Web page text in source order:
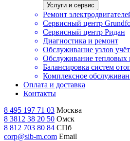
Услуги и сервис
Ремонт
Сервисный центр
Сервисный центр Ридан
Диагностика и ремонт
Обслуживание узлов
Обслуживание тепловых
Балансировка систем
Комплексное
Оплата и доставка
Контакты
8 495 197 71 03 Москва
8 3812 38 20 50 Омск
8 812 703 80 84 СПб
corp@sib-m.com Email